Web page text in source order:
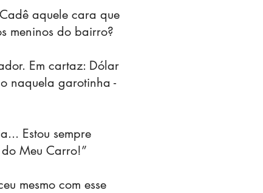
aquele cara que
meninos do bairro?
Em cartaz: Dólar
naquela garotinha -
Estou sempre
Meu Carro!”
mesmo com esse